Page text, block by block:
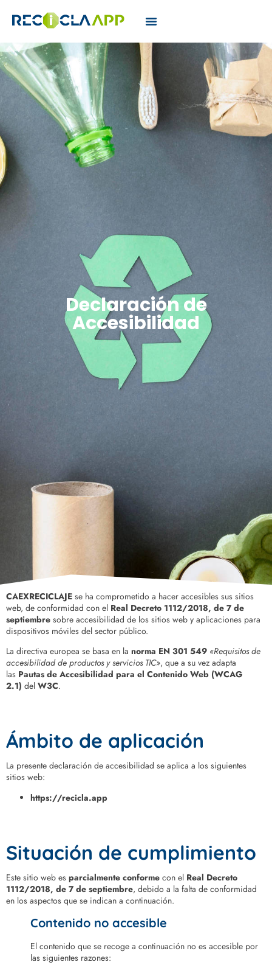
Declaración de
Accesibilidad
CAEXRECICLAJE se ha comprometido a hacer accesibles sus sitios
web, de conformidad con el Real Decreto 1112/2018, de 7 de
septiembre sobre accesibilidad de los sitios web y aplicaciones para
dispositivos móviles del sector público.
La directiva europea se basa en la norma EN 301 549 «Requisitos de
accesibilidad de productos y servicios TIC», que a su vez adapta
las Pautas de Accesibilidad para el Contenido Web (WCAG
2.1) del W3C.
Ámbito de aplicación
La presente declaración de accesibilidad se aplica a los siguientes
sitios web:
https://recicla.app
Situación de cumplimiento
Este sitio web es parcialmente conforme con el Real Decreto
1112/2018, de 7 de septiembre, debido a la falta de conformidad
en los aspectos que se indican a continuación.
Contenido no accesible
El contenido que se recoge a continuación no es accesible por
las siguientes razones: